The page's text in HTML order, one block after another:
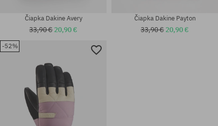
univerzálna veľkosť
Čiapka Dakine Avery
33,90 € 20,90 €
Čiapka Dakine Payton
33,90 € 20,90 €
-52%